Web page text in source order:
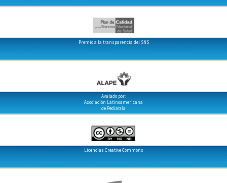
Premio a la transparencia del SNS
Avalado por:
Asociación Latinoamericana
de Pediatría
Licencias Creative Commons